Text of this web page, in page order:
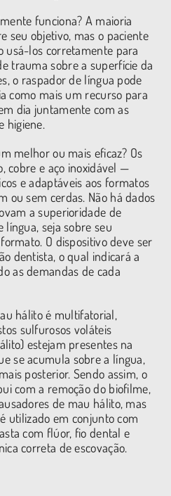
funciona? A maioria
seu objetivo, mas o paciente
usá-los corretamente para
trauma sobre a superfície da
o raspador de língua pode
como mais um recurso para
dia juntamente com as
higiene.
melhor ou mais eficaz? Os
cobre e aço inoxidável —
e adaptáveis aos formatos
ou sem cerdas. Não há dados
a superioridade de
seja sobre seu
O dispositivo deve ser
dentista, o qual indicará a
as demandas de cada
hálito é multifatorial,
sulfurosos voláteis
estejam presentes na
se acumula sobre a língua,
posterior. Sendo assim, o
com a remoção do biofilme,
de mau hálito, mas
utilizado em conjunto com
com flúor, fio dental e
correta de escovação.